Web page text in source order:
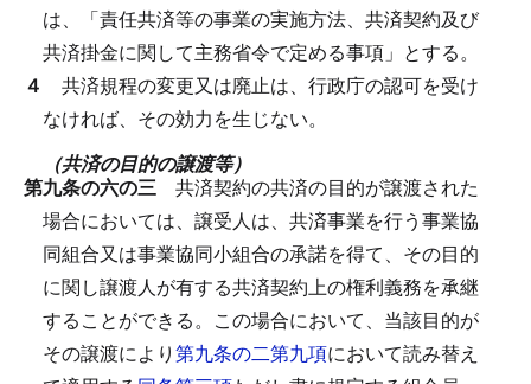
は、「責任共済等の事業の実施方法、共済契約及び
共済掛金に関して主務省令で定める事項」とする。
４ 共済規程の変更又は廃止は、行政庁の認可を受け
なければ、その効力を生じない。
（共済の目的の譲渡等）
第九条の六の三 共済契約の共済の目的が譲渡された
場合においては、譲受人は、共済事業を行う事業協
同組合又は事業協同小組合の承諾を得て、その目的
に関し譲渡人が有する共済契約上の権利義務を承継
することができる。 この場合において、当該目的が
その譲渡により第九条の二第九項において読み替え